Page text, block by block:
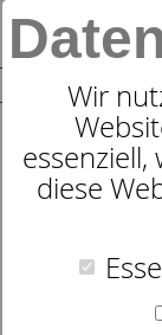
Wir
diese
Anita